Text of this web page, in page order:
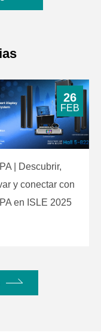
| Descubrir,
y conectar con
en ISLE 2025
26
FEB